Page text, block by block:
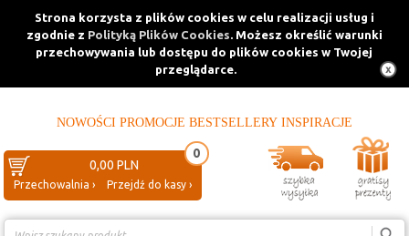
Strona korzysta z plików cookies w celu realizacji usług i
zgodnie z Polityką Plików Cookies. Możesz określić warunki
przechowywania lub dostępu do plików cookies w Twojej
przeglądarce.
NOWOŚCI PROMOCJE BESTSELLERY INSPIRACJE
0,00 PLN
0
Przechowalnia › Przejdź do kasy ›